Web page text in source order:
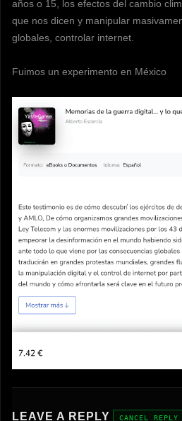
años o 15, los efectos del cambio
que nos dicen y manipular
globales, controlar internet.
Fuimos un experimento en México
LEAVE A REPLY CANCEL REPLY